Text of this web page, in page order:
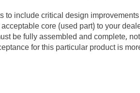
to include critical design improvements
core (used part) to your
be fully assembled and complete,
for this particular product is